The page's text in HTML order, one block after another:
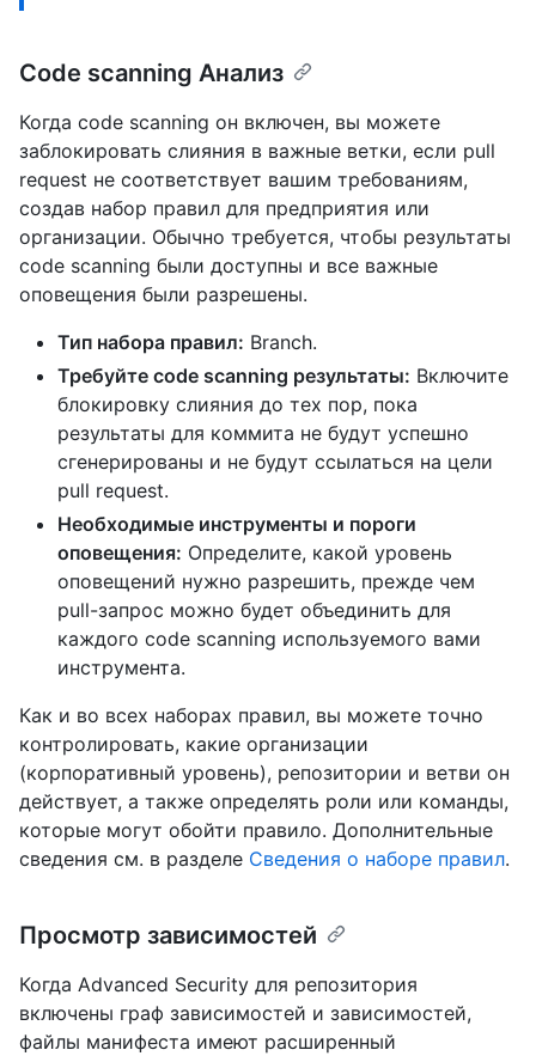
Code scanning Анализ
Когда code scanning он включен, вы можете
заблокировать слияния в важные ветки, если pull
request не соответствует вашим требованиям,
создав набор правил для предприятия или
организации. Обычно требуется, чтобы результаты
code scanning были доступны и все важные
оповещения были разрешены.
Тип набора правил: Branch.
Требуйте code scanning результаты: Включите
блокировку слияния до тех пор, пока
результаты для коммита не будут успешно
сгенерированы и не будут ссылаться на цели
pull request.
Необходимые инструменты и пороги
оповещения: Определите, какой уровень
оповещений нужно разрешить, прежде чем
pull-запрос можно будет объединить для
каждого code scanning используемого вами
инструмента.
Как и во всех наборах правил, вы можете точно
контролировать, какие организации
(корпоративный уровень), репозитории и ветви он
действует, а также определять роли или команды,
которые могут обойти правило. Дополнительные
сведения см. в разделе Сведения о наборе правил.
Просмотр зависимостей
Когда Advanced Security для репозитория
включены граф зависимостей и зависимостей,
файлы манифеста имеют расширенный